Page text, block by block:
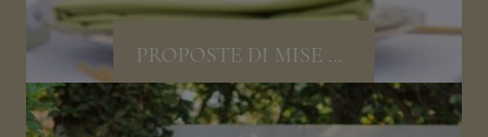
PROPOSTE DI MISE EN PLACE